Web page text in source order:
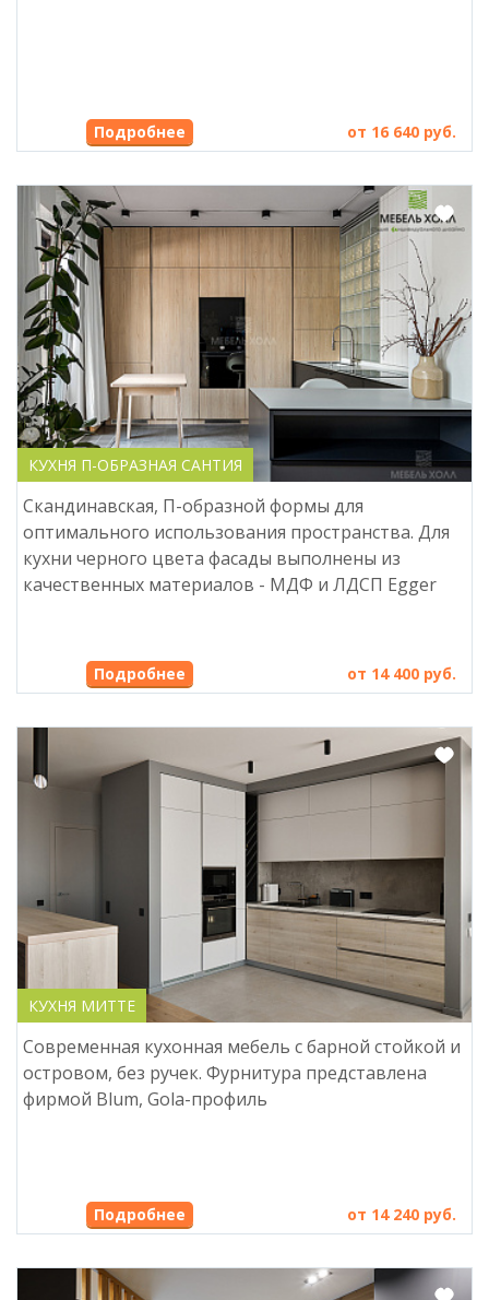
Подробнее от 16 640 руб.
КУХНЯ П-ОБРАЗНАЯ САНТИЯ
Скандинавская, П-образной формы для
оптимального использования пространства. Для
кухни черного цвета фасады выполнены из
качественных материалов - МДФ и ЛДСП Egger
Подробнее от 14 400 руб.
КУХНЯ МИТТЕ
Современная кухонная мебель с барной стойкой и
островом, без ручек. Фурнитура представлена
фирмой Blum, Gola-профиль
Подробнее от 14 240 руб.